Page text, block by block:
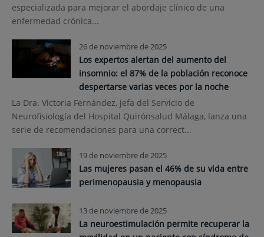
especializada para mejorar el abordaje clínico de una
enfermedad crónica...
26 de noviembre de 2025
Los expertos alertan del aumento del
insomnio: el 87% de la población reconoce
despertarse varias veces por la noche
La Dra. Victoria Fernández, jefa del Servicio de
Neurofisiología del Hospital Quirónsalud Málaga, lanza una
serie de recomendaciones para una correct...
19 de noviembre de 2025
Las mujeres pasan el 46% de su vida entre
perimenopausia y menopausia
13 de noviembre de 2025
La neuroestimulación permite recuperar la